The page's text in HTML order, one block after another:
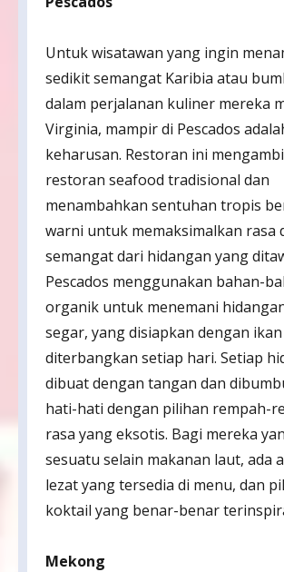
Untuk wisatawan yang ingin
sedikit semangat Karibia atau
dalam perjalanan kuliner mereka
Virginia, mampir di Pescados
keharusan. Restoran ini
restoran seafood tradisional dan
menambahkan sentuhan tropis
warni untuk memaksimalkan rasa
semangat dari hidangan yang
Pescados menggunakan bahan-
organik untuk menemani
segar, yang disiapkan dengan
diterbangkan setiap hari. Setiap
dibuat dengan tangan dan
hati-hati dengan pilihan rempah-
rasa yang eksotis. Bagi mereka
sesuatu selain makanan laut, ada
lezat yang tersedia di menu, dan
koktail yang benar-benar
Mekong